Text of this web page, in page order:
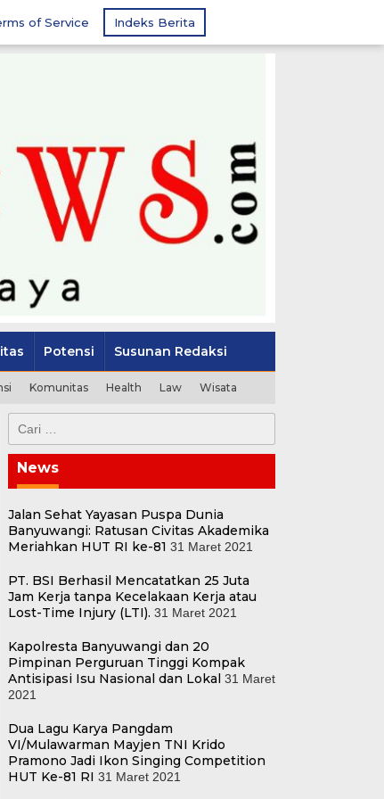
of Service Indeks Berita
Potensi Susunan Redaksi
Komunitas Health Law Wisata
untuk:
News
Jalan Sehat Yayasan Puspa Dunia
Banyuwangi: Ratusan Civitas Akademika
Meriahkan HUT RI ke-81 31 Maret 2021
PT. BSI Berhasil Mencatatkan 25 Juta
Jam Kerja tanpa Kecelakaan Kerja atau
Lost-Time Injury (LTI). 31 Maret 2021
Kapolresta Banyuwangi dan 20
Pimpinan Perguruan Tinggi Kompak
Antisipasi Isu Nasional dan Lokal 31 Maret
2021
Dua Lagu Karya Pangdam
VI/Mulawarman Mayjen TNI Krido
Pramono Jadi Ikon Singing Competition
HUT Ke-81 RI 31 Maret 2021